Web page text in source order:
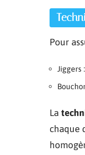
Pour
Jiggers
La
chaque